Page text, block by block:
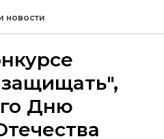
новости
Дню